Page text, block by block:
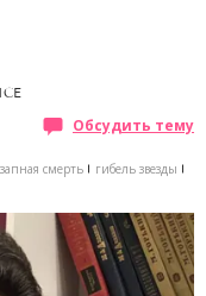
Обсудить тему
смерть
гибель звезды